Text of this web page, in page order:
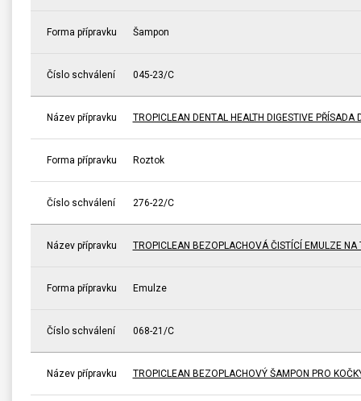
Forma přípravku Šampon
Číslo schválení 045-23/C
Název přípravku TROPICLEAN DENTAL HEALTH DIGESTIVE PŘÍSADA
Forma přípravku Roztok
Číslo schválení 276-22/C
Název přípravku TROPICLEAN BEZOPLACHOVÁ ČISTÍCÍ EMULZE NA
Forma přípravku Emulze
Číslo schválení 068-21/C
Název přípravku TROPICLEAN BEZOPLACHOVÝ ŠAMPON PRO